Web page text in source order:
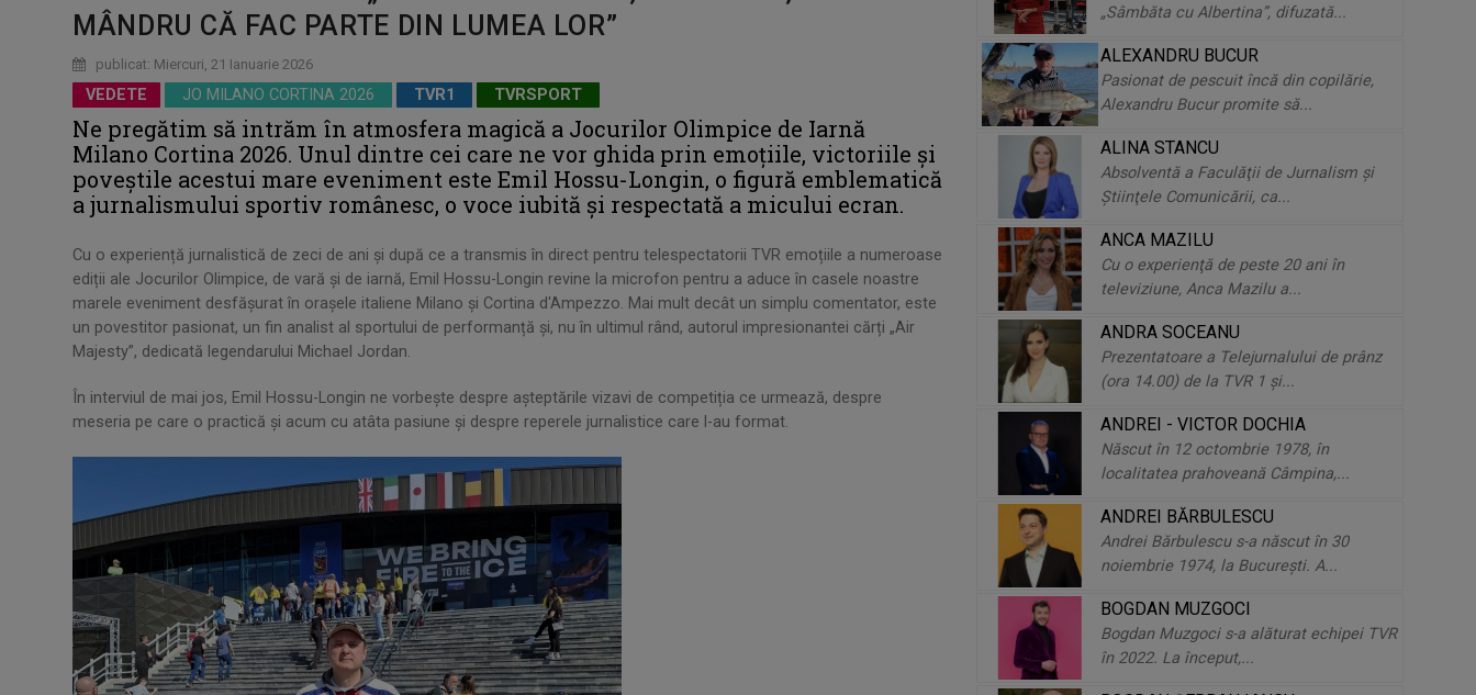
MÂNDRU CĂ FAC PARTE DIN LUMEA LOR”
publicat: Miercuri, 21 Ianuarie 2026
VEDETE JO MILANO CORTINA 2026 TVR1 TVRSPORT
Ne pregătim să intrăm în atmosfera magică a Jocurilor Olimpice de Iarnă
Milano Cortina 2026. Unul dintre cei care ne vor ghida prin emoțiile, victoriile și
poveștile acestui mare eveniment este Emil Hossu-Longin, o figură emblematică
a jurnalismului sportiv românesc, o voce iubită şi respectată a micului ecran.
Cu o experiență jurnalistică de zeci de ani și după ce a transmis în direct pentru telespectatorii TVR emoțiile a numeroase
ediții ale Jocurilor Olimpice, de vară și de iarnă, Emil Hossu-Longin revine la microfon pentru a aduce în casele noastre
marele eveniment desfăşurat în orașele italiene Milano și Cortina d'Ampezzo. Mai mult decât un simplu comentator, este
un povestitor pasionat, un fin analist al sportului de performanță și, nu în ultimul rând, autorul impresionantei cărți „Air
Majesty”, dedicată legendarului Michael Jordan.
În interviul de mai jos, Emil Hossu-Longin ne vorbeşte despre așteptările vizavi de competiția ce urmează, despre
meseria pe care o practică şi acum cu atâta pasiune și despre reperele jurnalistice care l-au format.
Lucian Pîrvoiu: „Jurnalismul m-a
ales pe mine, încă de când eram
copil”
Stela Popa: „Am făcut carte
românească, aşa cum şi-au dorit ai
Bogdan Stănescu: „E foarte
încredere. Iar eu am ...
sporturi și 15 Jocuri Olimpice: Vlad
Bucurescu
„Pentru un jurnalist pasionat de
sport, Jocurile Olimpice rămân un
vârf de ...
Marius Negrea – trei decenii de
grație, disciplină și pasiune pentru
„Sâmbăta cu Albertina”, difuzată...
ALEXANDRU BUCUR
Pasionat de pescuit încă din copilărie,
Alexandru Bucur promite să...
ALINA STANCU
Absolventă a Faculăţii de Jurnalism şi
Ştiinţele Comunicării, ca...
ANCA MAZILU
Cu o experienţă de peste 20 ani în
televiziune, Anca Mazilu a...
ANDRA SOCEANU
Prezentatoare a Telejurnalului de prânz
(ora 14.00) de la TVR 1 şi...
ANDREI - VICTOR DOCHIA
Născut în 12 octombrie 1978, în
localitatea prahoveană Câmpina,...
ANDREI BĂRBULESCU
Andrei Bărbulescu s-a născut în 30
noiembrie 1974, la Bucureşti. A...
BOGDAN MUZGOCI
Bogdan Muzgoci s-a alăturat echipei TVR
în 2022. La început,...